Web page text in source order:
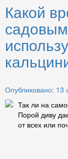
Какой
Опубликовано: 13
Так ли на
Порой диву
от всех или